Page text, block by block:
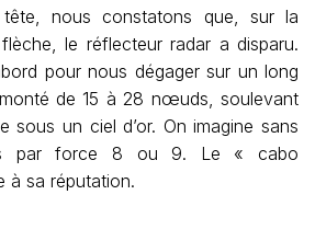
nous constatons que, sur la
le réflecteur radar a disparu.
pour nous dégager sur un long
de 15 à 28 nœuds, soulevant
sous un ciel d’or. On imagine sans
par force 8 ou 9. Le « cabo
à sa réputation.